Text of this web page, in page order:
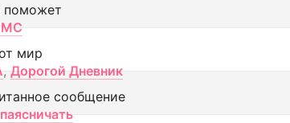
поможет
МС
мир
, Дорогой Дневник
сообщение